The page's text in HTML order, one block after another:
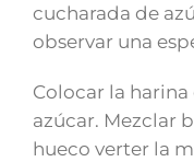
cucharada de
observar una
Colocar la harina
azúcar. Mezclar
hueco verter la